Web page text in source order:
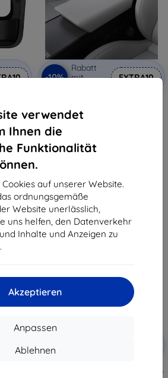
verwendet
Ihnen die
Funktionalität
auf unserer Website.
ordnungsgemäße
Website unerlässlich,
uns helfen, den Datenverkehr
Inhalte und Anzeigen zu
Akzeptieren
Anpassen
Ablehnen
-10%
Rabatt
mit
EXTRA10
weiß - Tesla Model 3 2024
(ACP07646)
€ 44,90
-10%
Beline Getränke-Kühler für Auto